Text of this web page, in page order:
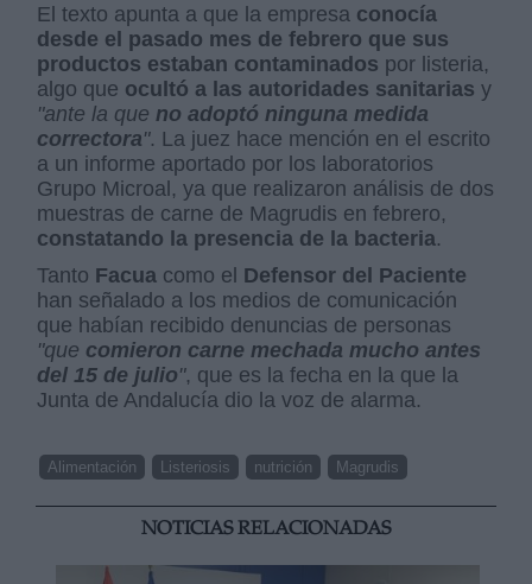
El texto apunta a que la empresa conocía
desde el pasado mes de febrero que sus
productos estaban contaminados por listeria,
algo que ocultó a las autoridades sanitarias y
"ante la que no adoptó ninguna medida
correctora". La juez hace mención en el escrito
a un informe aportado por los laboratorios
Grupo Microal, ya que realizaron análisis de dos
muestras de carne de Magrudis en febrero,
constatando la presencia de la bacteria.
Tanto Facua como el Defensor del Paciente
han señalado a los medios de comunicación
que habían recibido denuncias de personas
"que comieron carne mechada mucho antes
del 15 de julio", que es la fecha en la que la
Junta de Andalucía dio la voz de alarma.
Alimentación Listeriosis nutrición Magrudis
NOTICIAS RELACIONADAS